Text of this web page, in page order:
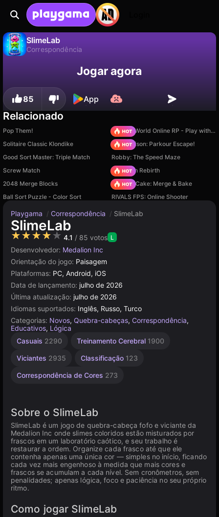
SlimeLab
Correspondência
Salve o progresso!Jogar agora
85 App
Relacionado
Pop Them!
Sprunki World Online RP - Play with Friends!
Solitaire Classic Klondike
Barry Prison: Parkour Escape!
Good Sort Master: Triple Match
Robby: The Speed Maze
Screw Match
Stickman Rebirth
2048 Merge Blocks
Piece of Cake: Merge & Bake
Ball Sort Puzzle - Color Sort
RIVALS FPS: Online Shooter
Playgama / Correspondência / SlimeLab
SlimeLab
★★★★★ 4.1 / 85 votos L
Desenvolvedor: Medalion Inc
Orientação do jogo: Paisagem
Plataformas: PC, Android, iOS
Data de lançamento: julho de 2026
Última atualização: julho de 2026
Idiomas suportados: Inglês, Russo, Turco
Categorias: Novos, Quebra-cabeças, Correspondência,
Educativos, Lógica
Casuais 2290 Treinamento Cerebral 1900
Viciantes 2935 Classificação 123
Correspondência de Cores 273
Sobre o SlimeLab
SlimeLab é um jogo de quebra-cabeça fofo e viciante da
Medalion Inc onde slimes coloridos estão misturados por
frascos em um laboratório caótico, e seu trabalho é
restaurar a ordem. Organize cada frasco até que ele
contenha apenas uma única cor — simples no início, ficando
cada vez mais engenhoso à medida que mais cores e
frascos se acumulam a cada nível. Sem cronômetros, sem
penalidades; apenas lógica, foco e paciência no seu próprio
ritmo.
Como jogar SlimeLab